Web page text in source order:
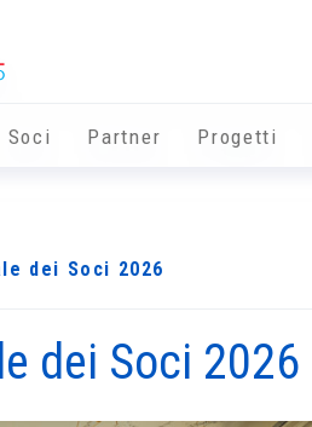
Soci Partner Progetti
dei Soci 2026
dei Soci 2026